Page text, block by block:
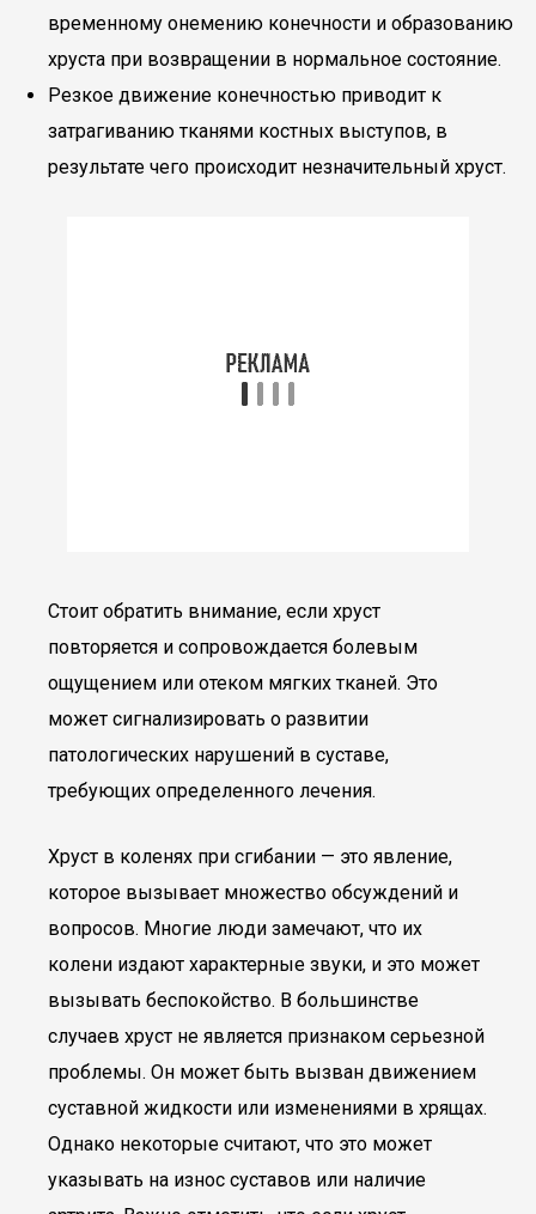
временному онемению конечности и образованию
хруста при возвращении в нормальное состояние.
Резкое движение конечностью приводит к
затрагиванию тканями костных выступов, в
результате чего происходит незначительный хруст.
Стоит обратить внимание, если хруст
повторяется и сопровождается болевым
ощущением или отеком мягких тканей. Это
может сигнализировать о развитии
патологических нарушений в суставе,
требующих определенного лечения.
Хруст в коленях при сгибании — это явление,
которое вызывает множество обсуждений и
вопросов. Многие люди замечают, что их
колени издают характерные звуки, и это может
вызывать беспокойство. В большинстве
случаев хруст не является признаком серьезной
проблемы. Он может быть вызван движением
суставной жидкости или изменениями в хрящах.
Однако некоторые считают, что это может
указывать на износ суставов или наличие